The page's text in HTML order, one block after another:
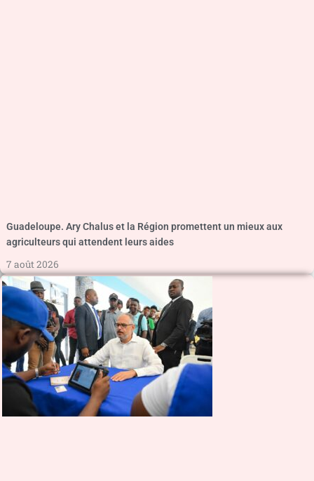
Guadeloupe. Ary Chalus et la Région promettent un mieux aux
agriculteurs qui attendent leurs aides
7 août 2026